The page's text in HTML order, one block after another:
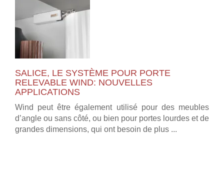
SALICE, LE SYSTÈME POUR PORTE
RELEVABLE WIND: NOUVELLES
APPLICATIONS
Wind peut être également utilisé pour des meubles
d’angle ou sans côté, ou bien pour portes lourdes et de
grandes dimensions, qui ont besoin de plus ...